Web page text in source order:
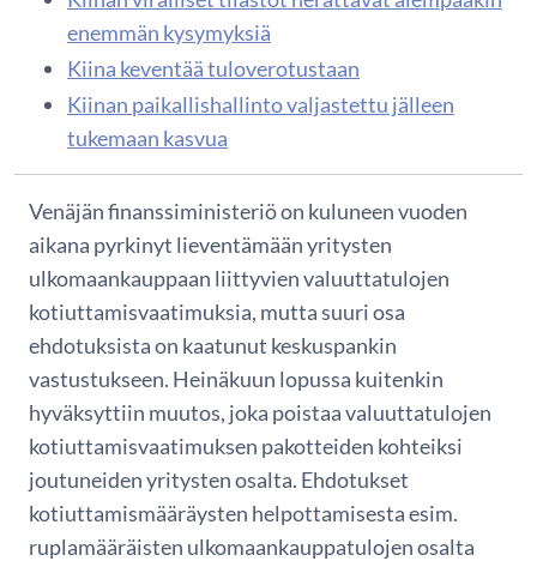
enemmän kysymyksiä
Kiina keventää tuloverotustaan
Kiinan paikallishallinto valjastettu jälleen
tukemaan kasvua
Venäjän finanssiministeriö on kuluneen vuoden
aikana pyrkinyt lieventämään yritysten
ulkomaankauppaan liittyvien valuuttatulojen
kotiuttamisvaatimuksia, mutta suuri osa
ehdotuksista on kaatunut keskuspankin
vastustukseen. Heinäkuun lopussa kuitenkin
hyväksyttiin muutos, joka poistaa valuuttatulojen
kotiuttamisvaatimuksen pakotteiden kohteiksi
joutuneiden yritysten osalta. Ehdotukset
kotiuttamismääräysten helpottamisesta esim.
ruplamääräisten ulkomaankauppatulojen osalta